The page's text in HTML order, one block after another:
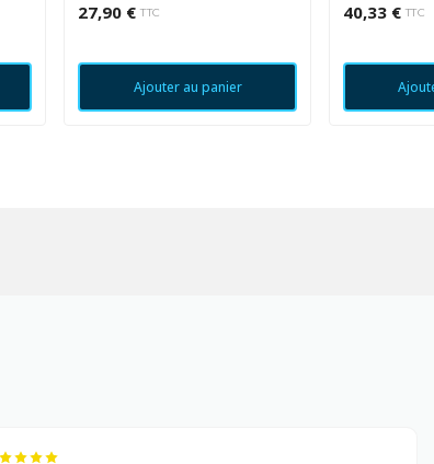
27,90 € TTC
Ajouter au panier
40,33 € TTC